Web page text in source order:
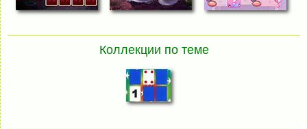
Коллекции по теме